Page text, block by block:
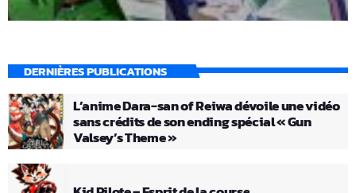
DERNIÈRES PUBLICATIONS
L’anime Dara-san of Reiwa dévoile une vidéo
sans crédits de son ending spécial « Gun
Valsey’s Theme »